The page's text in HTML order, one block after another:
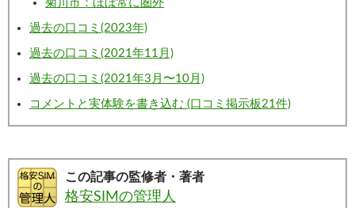
菊川市：ほぼ常に圏外
過去の口コミ(2023年)
過去の口コミ(2021年11月)
過去の口コミ(2021年3月〜10月)
コメントと実体験を書き込む (口コミ掲示板21件)
この記事の監修者・著者
格安SIMの管理人